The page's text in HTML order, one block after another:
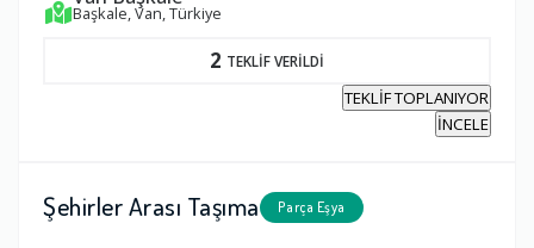
Başkale, Van, Türkiye
2 TEKLİF VERİLDİ
TEKLİF TOPLANIYOR
İNCELE
Şehirler Arası Taşıma Parça Eşya